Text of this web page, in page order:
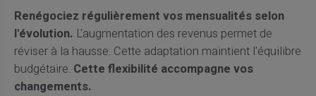
Renégociez régulièrement vos mensualités selon
l'évolution. L'augmentation des revenus permet de
réviser à la hausse. Cette adaptation maintient l'équilibre
budgétaire. Cette flexibilité accompagne vos
changements.